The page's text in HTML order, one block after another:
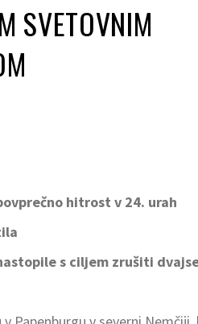
SVETOVNIM
hitrost v 24. urah
s ciljem zrušiti